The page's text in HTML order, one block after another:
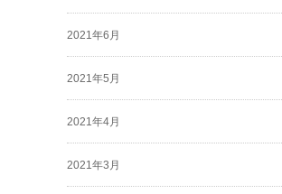
2021年6月
2021年5月
2021年4月
2021年3月